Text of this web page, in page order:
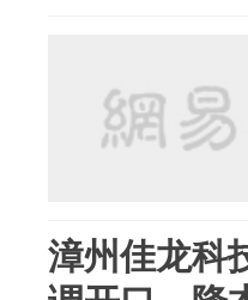
漳州佳龙科